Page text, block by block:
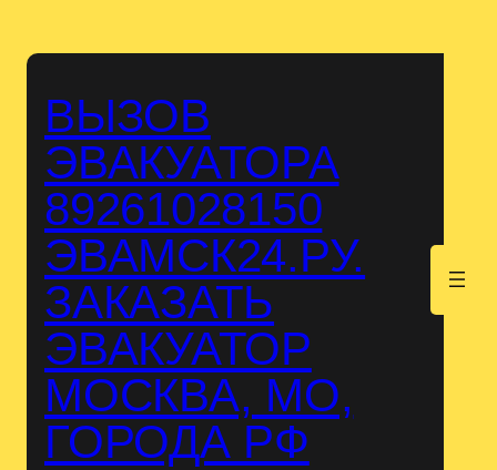
ВЫЗОВ
ЭВАКУАТОРА
89261028150
ЭВАМСК24.РУ.
ЗАКАЗАТЬ
ЭВАКУАТОР
МОСКВА, МО,
ГОРОДА РФ